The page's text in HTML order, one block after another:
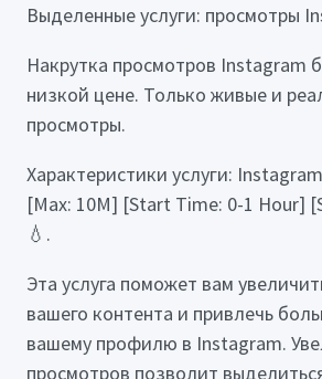
Выделенные услуги: просмотры
Накрутка просмотров Instagram
низкой цене. Только живые и
просмотры.
Характеристики услуги:
[Max: 10M] [Start Time: 0-1 Hour]
💧.
Эта услуга поможет вам
вашего контента и привлечь
вашему профилю в Instagram.
просмотров позволит